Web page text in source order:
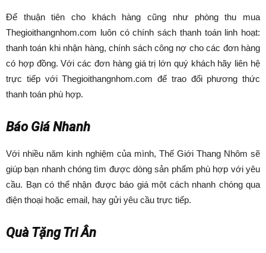
Để thuận tiên cho khách hàng cũng như phòng thu mua
Thegioithangnhom.com luôn có chính sách thanh toán linh hoạt:
thanh toán khi nhận hàng, chính sách công nợ cho các đơn hàng
có hợp đồng. Với các đơn hàng giá trị lớn quý khách hãy liên hệ
trực tiếp với Thegioithangnhom.com để trao đổi phương thức
thanh toán phù hợp.
Báo Giá Nhanh
Với nhiều năm kinh nghiệm của mình, Thế Giới Thang Nhôm sẽ
giúp bạn nhanh chóng tìm được dòng sản phẩm phù hợp với yêu
cầu. Bạn có thể nhận được báo giá một cách nhanh chóng qua
điện thoại hoặc email, hay gửi yêu cầu trực tiếp.
Quà Tặng Tri Ân